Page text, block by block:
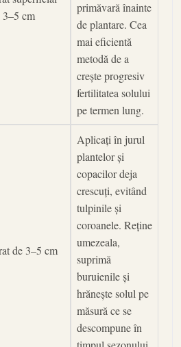
3–5 cm
primăvară înainte
de plantare. Cea
mai eficientă
metodă de a
crește progresiv
fertilitatea solului
pe termen lung.
de 3–5 cm
Aplicați în jurul
plantelor și
copacilor deja
crescuți, evitând
tulpinile și
coroanele. Reține
umezeala,
suprimă
buruienile și
hrănește solul pe
măsură ce se
descompune în